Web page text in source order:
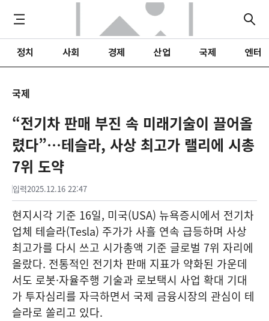
정치 사회 경제 산업 국제 엔터
국제
“전기차 판매 부진 속 미래기술이 끌어올
렸다”…테슬라, 사상 최고가 랠리에 시총
7위 도약
입력2025.12.16 22:47
현지시각 기준 16일, 미국(USA) 뉴욕증시에서 전기차
업체 테슬라(Tesla) 주가가 사흘 연속 급등하며 사상
최고가를 다시 쓰고 시가총액 기준 글로벌 7위 자리에
올랐다. 전통적인 전기차 판매 지표가 약화된 가운데
서도 로봇·자율주행 기술과 로보택시 사업 확대 기대
가 투자심리를 자극하면서 국제 금융시장의 관심이 테
슬라로 쏠리고 있다.